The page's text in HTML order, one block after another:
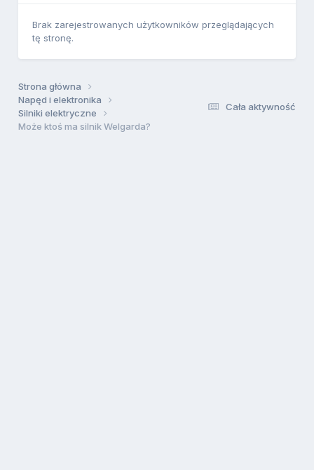
Brak zarejestrowanych użytkowników przeglądających
tę stronę.
Cała aktywność
Strona główna
Napęd i elektronika
Silniki elektryczne
Może ktoś ma silnik Welgarda?